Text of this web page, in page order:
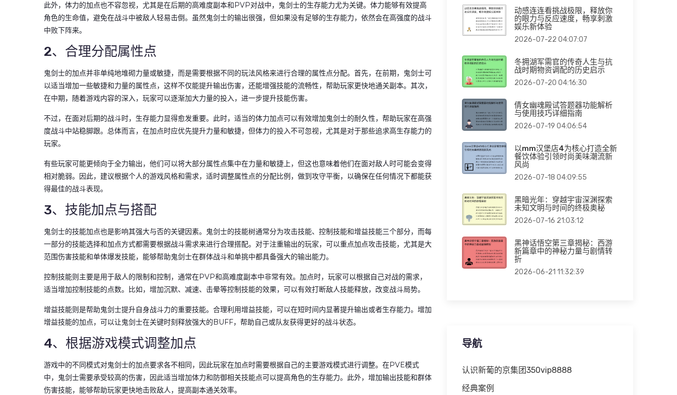
此外，体力的加点也不容忽视，尤其是在后期的高难度副本和PVP对战中，鬼剑士的生存能力尤为关键。体力能够有效提高
角色的生命值，避免在战斗中被敌人轻易击倒。虽然鬼剑士的输出很强，但如果没有足够的生存能力，依然会在高强度的战斗
中败下阵来。
2、合理分配属性点
鬼剑士的加点并非单纯地堆砌力量或敏捷，而是需要根据不同的玩法风格来进行合理的属性点分配。首先，在前期，鬼剑士可
以适当增加一些敏捷和力量的属性点，这样不仅能提升输出伤害，还能增强技能的流畅性，帮助玩家更快地通关副本。其次，
在中期，随着游戏内容的深入，玩家可以逐渐加大力量的投入，进一步提升技能伤害。
不过，在面对后期的战斗时，生存能力显得愈发重要。此时，适当的体力加点可以有效增加鬼剑士的耐久性，帮助玩家在高强
度战斗中站稳脚跟。总体而言，在加点时应优先提升力量和敏捷，但体力的投入不可忽视，尤其是对于那些追求高生存能力的
玩家。
有些玩家可能更倾向于全力输出，他们可以将大部分属性点集中在力量和敏捷上，但这也意味着他们在面对敌人时可能会变得
相对脆弱。因此，建议根据个人的游戏风格和需求，适时调整属性点的分配比例，做到攻守平衡，以确保在任何情况下都能获
得最佳的战斗表现。
3、技能加点与搭配
鬼剑士的技能加点也是影响其强大与否的关键因素。鬼剑士的技能树通常分为攻击技能、控制技能和增益技能三个部分，而每
一部分的技能选择和加点方式都需要根据战斗需求来进行合理搭配。对于注重输出的玩家，可以重点加点攻击技能，尤其是大
范围伤害技能和单体爆发技能，能够帮助鬼剑士在群体战斗和单挑中都具备强大的输出能力。
控制技能则主要是用于敌人的限制和控制，通常在PVP和高难度副本中非常有效。加点时，玩家可以根据自己对战的需求，
适当增加控制技能的点数。比如，增加沉默、减速、击晕等控制技能的效果，可以有效打断敌人技能释放，改变战斗局势。
增益技能则是帮助鬼剑士提升自身战斗力的重要技能。合理利用增益技能，可以在短时间内显著提升输出或者生存能力。增加
增益技能的加点，可以让鬼剑士在关键时刻释放强大的BUFF，帮助自己或队友获得更好的战斗状态。
4、根据游戏模式调整加点
游戏中的不同模式对鬼剑士的加点要求各不相同，因此玩家在加点时需要根据自己的主要游戏模式进行调整。在PVE模式
中，鬼剑士需要承受较高的伤害，因此适当增加体力和防御相关技能点可以提高角色的生存能力。此外，增加输出技能和群体
伤害技能，能够帮助玩家更快地击败敌人，提高副本通关效率。
动感连连看挑战极限，释放你
的眼力与反应速度，畅享刺激
娱乐新体验
2026-07-22 04:07:07
冬拥湖军需官的传奇人生与抗
战时期物资调配的历史启示
2026-07-20 04:16:30
倩女幽魂殿试答题器功能解析
与使用技巧详细指南
2026-07-19 04:06:54
以mm汉堡店4为核心打造全新
餐饮体验引领时尚美味潮流新
风尚
2026-07-18 04:09:55
黑暗光年：穿越宇宙深渊探索
未知文明与时间的终极奥秘
2026-07-16 21:03:12
黑神话悟空第三章揭秘：西游
新篇章中的神秘力量与剧情转
折
2026-06-21 11:32:39
导航
认识新葡的京集团350vip8888
经典案例